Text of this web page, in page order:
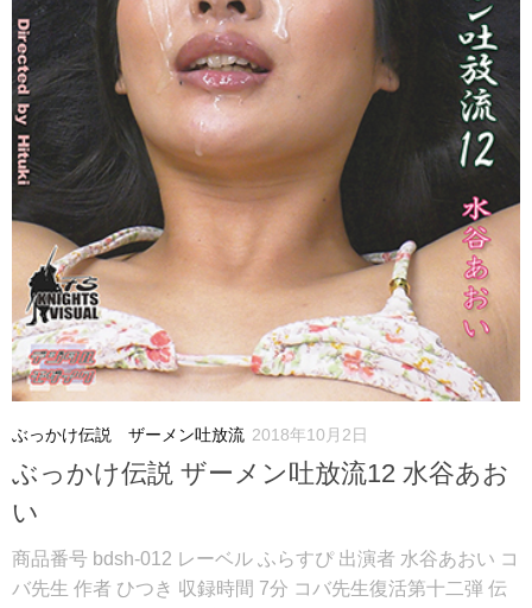
ぶっかけ伝説 ザーメン吐放流 2018年10月2日
ぶっかけ伝説 ザーメン吐放流12 水谷あお
い
商品番号 bdsh-012 レーベル ふらすぴ 出演者 水谷あおい コ
バ先生 作者 ひつき 収録時間 7分 コバ先生復活第十二弾 伝